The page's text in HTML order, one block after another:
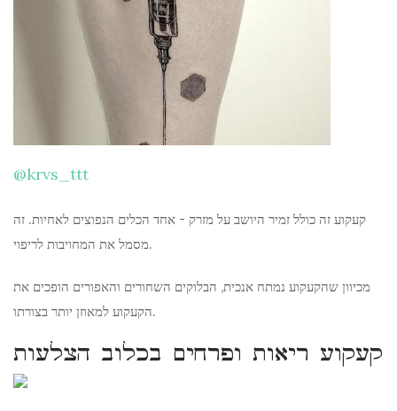
@krvs_ttt
קעקוע זה כולל זמיר היושב על מזרק - אחד הכלים הנפוצים לאחיות. זה
מסמל את המחויבות לריפוי.
מכיוון שהקעקוע נמתח אנכית, הבלוקים השחורים והאפורים הופכים את
הקעקוע למאוזן יותר בצורתו.
קעקוע ריאות ופרחים בכלוב הצלעות